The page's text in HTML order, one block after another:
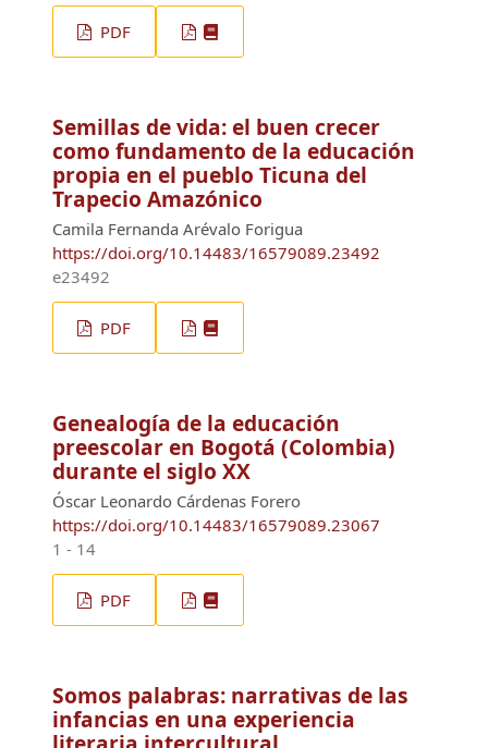
PDF
Semillas de vida: el buen crecer
como fundamento de la educación
propia en el pueblo Ticuna del
Trapecio Amazónico
Camila Fernanda Arévalo Forigua
https://doi.org/10.14483/16579089.23492
e23492
PDF
Genealogía de la educación
preescolar en Bogotá (Colombia)
durante el siglo XX
Óscar Leonardo Cárdenas Forero
https://doi.org/10.14483/16579089.23067
1 - 14
PDF
Somos palabras: narrativas de las
infancias en una experiencia